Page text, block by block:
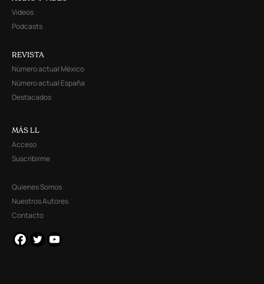
Videos
Podcasts
REVISTA
Número actual México
Número actual España
Destacados
MÁS LL
Acceso
Suscribirme
Quienes Somos
Nuestros Autores
Contacto